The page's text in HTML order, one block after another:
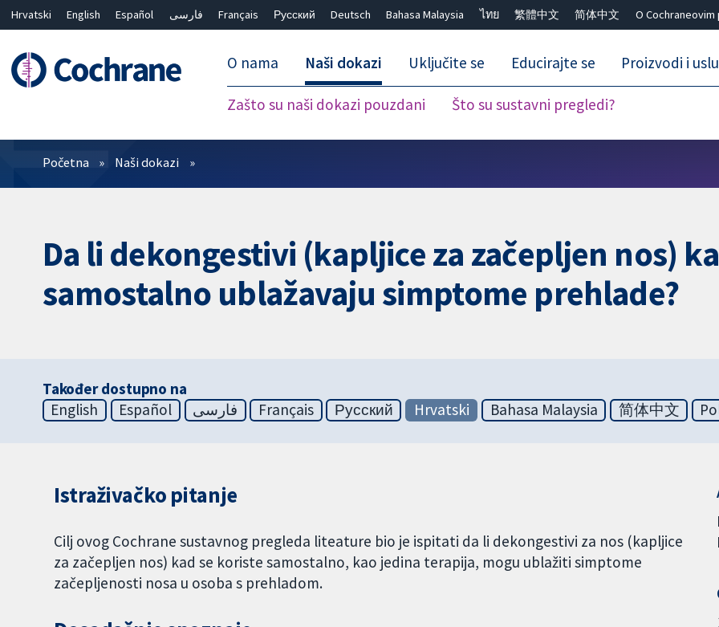
Hrvatski English Español فارسی Français Русский Deutsch Bahasa Malaysia ไทย 繁體中文 简体中文 O
O nama Naši dokazi
Zašto su naši dokazi pouzdani Što su sustavni pregledi?
Uključite se Educirajte se Proizvodi i
Prečistači
Početna Naši dokazi
Da li dekongestivi (kapljice za začepljen nos)
samostalno ublažavaju simptome prehlade?
Također dostupno na
English
Español فارسی Français Русский Hrvatski Bahasa Malaysia 简体中文
Istraživačko pitanje
Cilj ovog Cochrane sustavnog pregleda liteature bio je ispitati da li dekongestivi za nos (kapljice
za začepljen nos) kad se koriste samostalno, kao jedina terapija, mogu ublažiti simptome
začepljenosti nosa u osoba s prehladom.